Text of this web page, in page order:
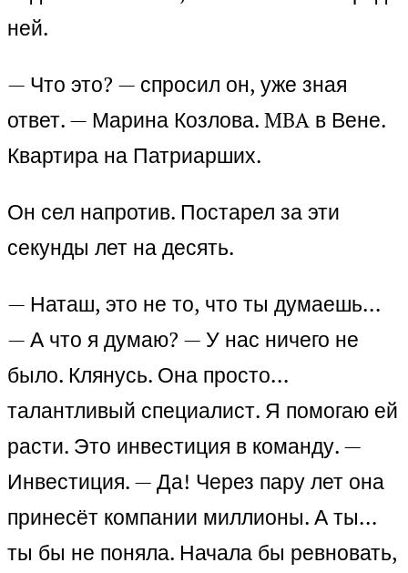
ней.
— Что это? — спросил он, уже зная
ответ. — Марина Козлова. MBA в Вене.
Квартира на Патриарших.
Он сел напротив. Постарел за эти
секунды лет на десять.
— Наташ, это не то, что ты думаешь…
— А что я думаю? — У нас ничего не
было. Клянусь. Она просто…
талантливый специалист. Я помогаю ей
расти. Это инвестиция в команду. —
Инвестиция. — Да! Через пару лет она
принесёт компании миллионы. А ты…
ты бы не поняла. Начала бы ревновать,